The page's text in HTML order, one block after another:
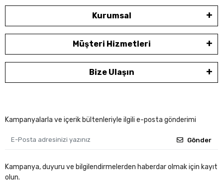
Kurumsal
Müşteri Hizmetleri
Bize Ulaşın
Kampanyalarla ve içerik bültenleriyle ilgili e-posta gönderimi
Gönder
Kampanya, duyuru ve bilgilendirmelerden haberdar olmak için kayıt
olun.